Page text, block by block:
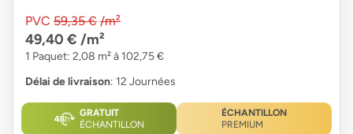
PVC 59,35 € /m²
49,40 € /m²
1 Paquet: 2,08 m² à 102,75 €
Délai de livraison: 12 Journées
GRATUIT
ÉCHANTILLON
ÉCHANTILLON
PREMIUM